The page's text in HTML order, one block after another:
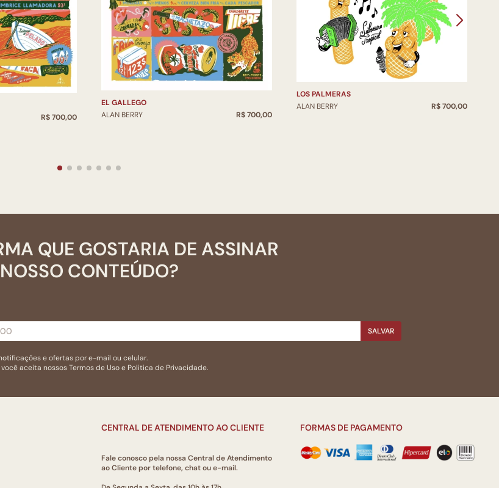
R$ 700,00
EL GALLEGO
ALAN BERRY
R$ 700,00
LOS PALMERAS
ALAN BERRY
R$ 700,00
QUE GOSTARIA DE ASSINAR
NOSSO CONTEÚDO?
SALVAR
e ofertas por e-mail ou celular.
aceita nossosTermos de Usoe Politica de Privacidade.
CENTRAL DE ATENDIMENTO AO CLIENTE
Fale conosco pela nossa Central de Atendimento
ao Cliente por telefone, chat ou e-mail.
FORMAS DE PAGAMENTO